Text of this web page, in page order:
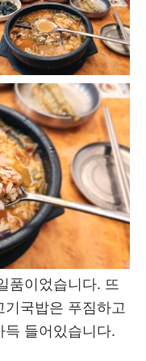
품이었습니다. 뜨
국밥은 푸짐하고
득 들어있습니다.